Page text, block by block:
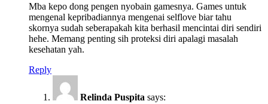
Mba kepo dong pengen nyobain gamesnya. Games untuk
mengenal kepribadiannya mengenai selflove biar tahu
skornya sudah seberapakah kita berhasil mencintai diri sendiri
hehe. Memang penting sih proteksi diri apalagi masalah
kesehatan yah.
Reply
Relinda Puspita says: